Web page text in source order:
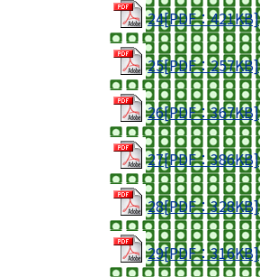
24[PDF：421KB]
25[PDF：257KB]
26[PDF：367KB]
27[PDF：386KB]
28[PDF：328KB]
29[PDF：316KB]